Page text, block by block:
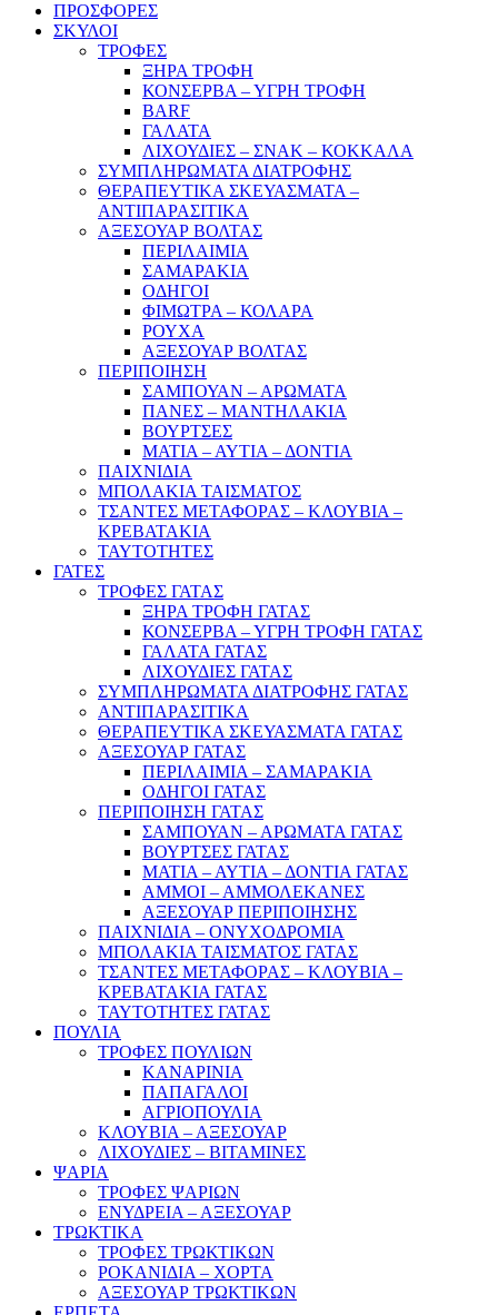
ΠΡΟΣΦΟΡΕΣ
ΣΚΥΛΟΙ
ΤΡΟΦΕΣ
ΞΗΡΑ ΤΡΟΦΗ
ΚΟΝΣΕΡΒΑ – ΥΓΡΗ ΤΡΟΦΗ
BARF
ΓΑΛΑΤΑ
ΛΙΧΟΥΔΙΕΣ – ΣΝΑΚ – ΚΟΚΚΑΛΑ
ΣΥΜΠΛΗΡΩΜΑΤΑ ΔΙΑΤΡΟΦΗΣ
ΘΕΡΑΠΕΥΤΙΚΑ ΣΚΕΥΑΣΜΑΤΑ –
ΑΝΤΙΠΑΡΑΣΙΤΙΚΑ
ΑΞΕΣΟΥΑΡ ΒΟΛΤΑΣ
ΠΕΡΙΛΑΙΜΙΑ
ΣΑΜΑΡΑΚΙΑ
ΟΔΗΓΟΙ
ΦΙΜΩΤΡΑ – ΚΟΛΑΡΑ
ΡΟΥΧΑ
ΑΞΕΣΟΥΑΡ ΒΟΛΤΑΣ
ΠΕΡΙΠΟΙΗΣΗ
ΣΑΜΠΟΥΑΝ – ΑΡΩΜΑΤΑ
ΠΑΝΕΣ – ΜΑΝΤΗΛΑΚΙΑ
ΒΟΥΡΤΣΕΣ
ΜΑΤΙΑ – ΑΥΤΙΑ – ΔΟΝΤΙΑ
ΠΑΙΧΝΙΔΙΑ
ΜΠΟΛΑΚΙΑ ΤΑΙΣΜΑΤΟΣ
ΤΣΑΝΤΕΣ ΜΕΤΑΦΟΡΑΣ – ΚΛΟΥΒΙΑ –
ΚΡΕΒΑΤΑΚΙΑ
ΤΑΥΤΟΤΗΤΕΣ
ΓΑΤΕΣ
ΤΡΟΦΕΣ ΓΑΤΑΣ
ΞΗΡΑ ΤΡΟΦΗ ΓΑΤΑΣ
ΚΟΝΣΕΡΒΑ – ΥΓΡΗ ΤΡΟΦΗ ΓΑΤΑΣ
ΓΑΛΑΤΑ ΓΑΤΑΣ
ΛΙΧΟΥΔΙΕΣ ΓΑΤΑΣ
ΣΥΜΠΛΗΡΩΜΑΤΑ ΔΙΑΤΡΟΦΗΣ ΓΑΤΑΣ
ΑΝΤΙΠΑΡΑΣΙΤΙΚΑ
ΘΕΡΑΠΕΥΤΙΚΑ ΣΚΕΥΑΣΜΑΤΑ ΓΑΤΑΣ
ΑΞΕΣΟΥΑΡ ΓΑΤΑΣ
ΠΕΡΙΛΑΙΜΙΑ – ΣΑΜΑΡΑΚΙΑ
ΟΔΗΓΟΙ ΓΑΤΑΣ
ΠΕΡΙΠΟΙΗΣΗ ΓΑΤΑΣ
ΣΑΜΠΟΥΑΝ – ΑΡΩΜΑΤΑ ΓΑΤΑΣ
ΒΟΥΡΤΣΕΣ ΓΑΤΑΣ
ΜΑΤΙΑ – ΑΥΤΙΑ – ΔΟΝΤΙΑ ΓΑΤΑΣ
ΑΜΜΟΙ – ΑΜΜΟΛΕΚΑΝΕΣ
ΑΞΕΣΟΥΑΡ ΠΕΡΙΠΟΙΗΣΗΣ
ΠΑΙΧΝΙΔΙΑ – ΟΝΥΧΟΔΡΟΜΙΑ
ΜΠΟΛΑΚΙΑ ΤΑΙΣΜΑΤΟΣ ΓΑΤΑΣ
ΤΣΑΝΤΕΣ ΜΕΤΑΦΟΡΑΣ – ΚΛΟΥΒΙΑ –
ΚΡΕΒΑΤΑΚΙΑ ΓΑΤΑΣ
ΤΑΥΤΟΤΗΤΕΣ ΓΑΤΑΣ
ΠΟΥΛΙΑ
ΤΡΟΦΕΣ ΠΟΥΛΙΩΝ
ΚΑΝΑΡΙΝΙΑ
ΠΑΠΑΓΑΛΟΙ
ΑΓΡΙΟΠΟΥΛΙΑ
ΚΛΟΥΒΙΑ – ΑΞΕΣΟΥΑΡ
ΛΙΧΟΥΔΙΕΣ – ΒΙΤΑΜΙΝΕΣ
ΨΑΡΙΑ
ΤΡΟΦΕΣ ΨΑΡΙΩΝ
ΕΝΥΔΡΕΙΑ – ΑΞΕΣΟΥΑΡ
ΤΡΩΚΤΙΚΑ
ΤΡΟΦΕΣ ΤΡΩΚΤΙΚΩΝ
ΡΟΚΑΝΙΔΙΑ – ΧΟΡΤΑ
ΑΞΕΣΟΥΑΡ ΤΡΩΚΤΙΚΩΝ